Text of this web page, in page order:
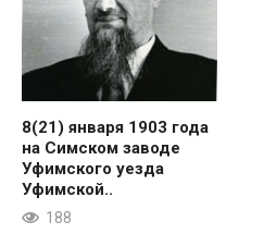
8(21) января 1903 года
на Симском заводе
Уфимского уезда
Уфимской..
188